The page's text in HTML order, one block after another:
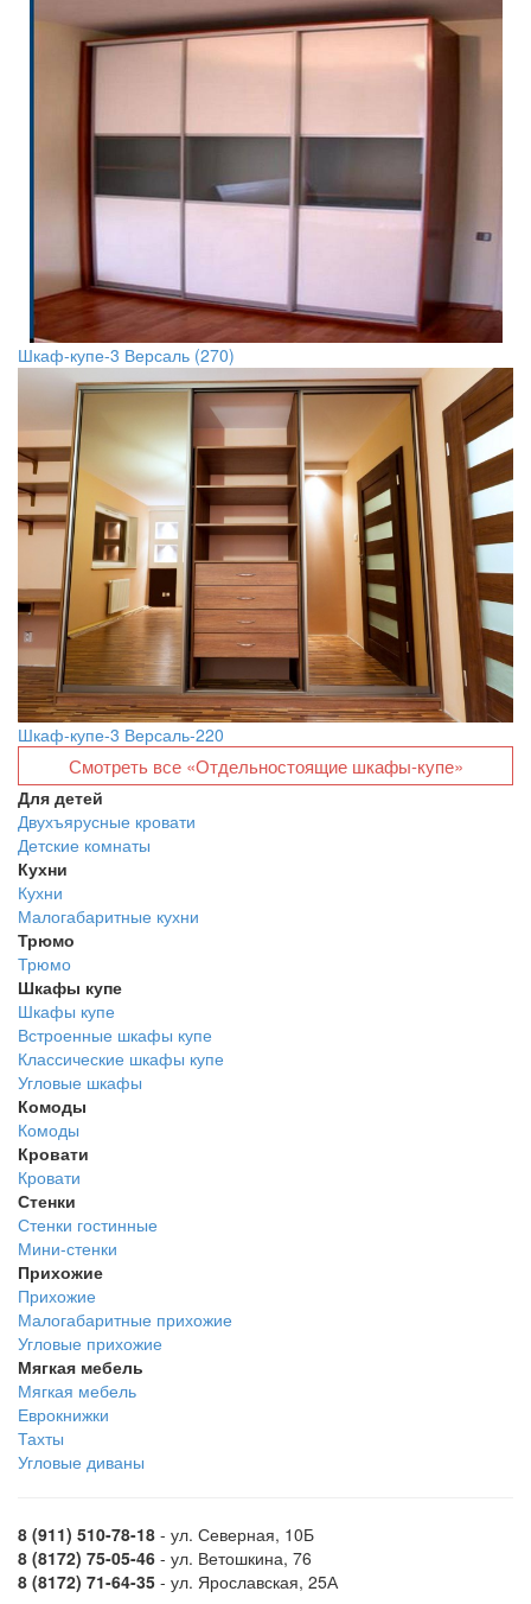
Шкаф-купе-3 Версаль (270)
Шкаф-купе-3 Версаль-220
Смотреть все «Отдельностоящие шкафы-купе»
Для детей
Двухъярусные кровати
Детские комнаты
Кухни
Кухни
Малогабаритные кухни
Трюмо
Трюмо
Шкафы купе
Шкафы купе
Встроенные шкафы купе
Классические шкафы купе
Угловые шкафы
Комоды
Комоды
Кровати
Кровати
Стенки
Стенки гостинные
Мини-стенки
Прихожие
Прихожие
Малогабаритные прихожие
Угловые прихожие
Мягкая мебель
Мягкая мебель
Еврокнижки
Тахты
Угловые диваны
8 (911) 510-78-18 - ул. Северная, 10Б
8 (8172) 75-05-46 - ул. Ветошкина, 76
8 (8172) 71-64-35 - ул. Ярославская, 25А